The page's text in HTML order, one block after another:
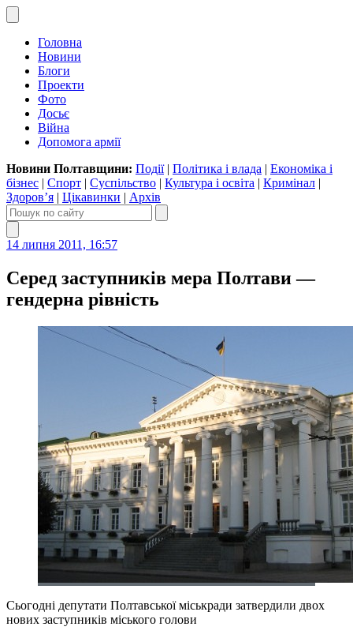
Головна
Новини
Блоги
Проекти
Фото
Досьє
Війна
Допомога армії
Новини Полтавщини: Події| Політика і влада | Економіка і
бізнес | Спорт | Суспільство | Культура і освіта | Кримінал |
Здоров’я | Цікавинки | Архів
14 липня 2011, 16:57
Серед заступників мера Полтави —
гендерна рівність
Сьогодні депутати Полтавської міськради затвердили двох
нових заступників міського голови